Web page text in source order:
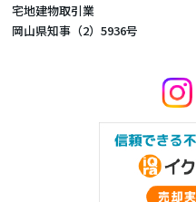
宅地建物取引業
岡山県知事（2）5936号